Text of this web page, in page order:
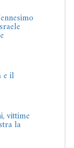
e il
vittime
la